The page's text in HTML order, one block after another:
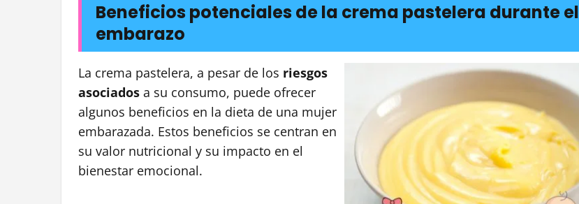
Beneficios potenciales de la crema pastelera durante el
embarazo
La crema pastelera, a pesar de los riesgos
asociados a su consumo, puede ofrecer
algunos beneficios en la dieta de una mujer
embarazada. Estos beneficios se centran en
su valor nutricional y su impacto en el
bienestar emocional.